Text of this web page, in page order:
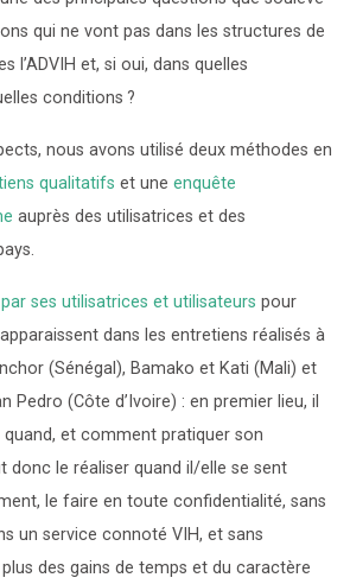
qui ne vont pas dans les structures de
l’ADVIH et, si oui, dans quelles
conditions ?
nous avons utilisé deux méthodes en
qualitatifs et une enquête
auprès des utilisatrices et des
ses utilisatrices et utilisateurs pour
dans les entretiens réalisés à
(Sénégal), Bamako et Kati (Mali) et
Pedro (Côte d’Ivoire) : en premier lieu, il
et comment pratiquer son
donc le réaliser quand il/elle se sent
le faire en toute confidentialité, sans
un service connoté VIH, et sans
des gains de temps et du caractère